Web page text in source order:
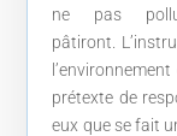
ne pas
pâtiront.
prétexte de
eux que se fait